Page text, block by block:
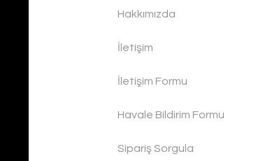
Hakkımızda
İletişim
İletişim Formu
Havale Bildirim Formu
Sipariş Sorgula